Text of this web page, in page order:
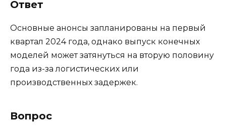
Ответ
Основные анонсы запланированы на первый
квартал 2024 года, однако выпуск конечных
моделей может затянуться на вторую половину
года из-за логистических или
производственных задержек.
Вопрос